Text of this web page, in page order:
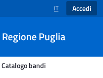
SELEZIONE
IT Accedi
Puglia
Catalogo bandi